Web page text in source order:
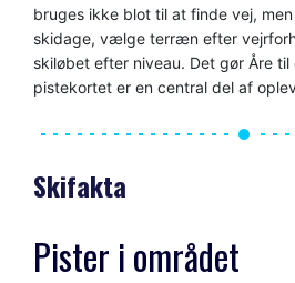
bruges ikke blot til at finde vej,
skidage, vælge terræn efter
skiløbet efter niveau. Det gør Åre
pistekortet er en central del af
Skifakta
Pister i området